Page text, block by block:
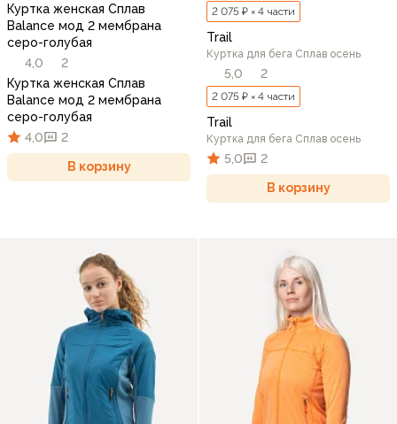
Куртка женская Сплав
Balance мод 2 мембрана
серо-голубая
4,0
2
Куртка женская Сплав
Balance мод 2 мембрана
серо-голубая
4,0
2
В корзину
2 075 ₽ × 4 части
Trail
Куртка для бега Сплав осень
5,0 2
2 075 ₽ × 4 части
Trail
Куртка для бега Сплав осень
5,0 2
В корзину